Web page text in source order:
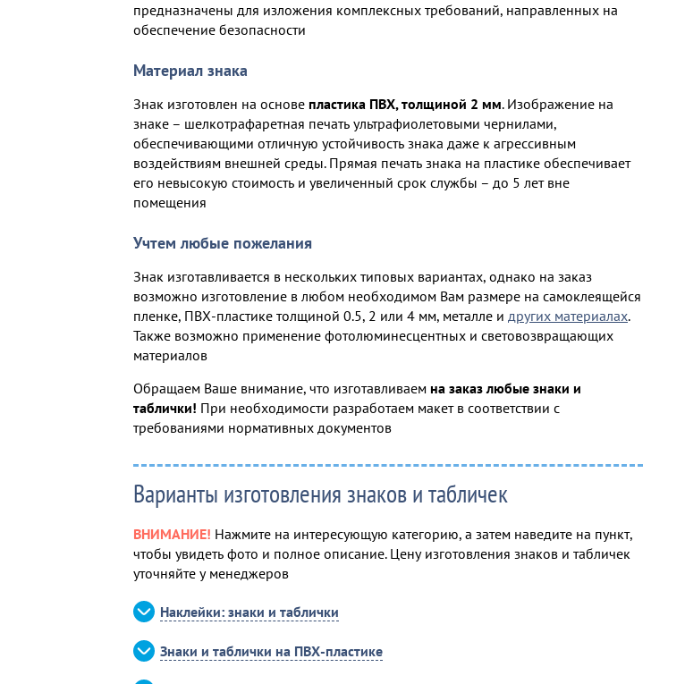
предназначены для изложения комплексных требований, направленных на
обеспечение безопасности
Материал знака
Знак изготовлен на основе пластика ПВХ, толщиной 2 мм. Изображение на
знаке – шелкотрафаретная печать ультрафиолетовыми чернилами,
обеспечивающими отличную устойчивость знака даже к агрессивным
воздействиям внешней среды. Прямая печать знака на пластике обеспечивает
его невысокую стоимость и увеличенный срок службы – до 5 лет вне
помещения
Учтем любые пожелания
Знак изготавливается в нескольких типовых вариантах, однако на заказ
возможно изготовление в любом необходимом Вам размере на самоклеящейся
пленке, ПВХ-пластике толщиной 0.5, 2 или 4 мм, металле и других материалах.
Также возможно применение фотолюминесцентных и световозвращающих
материалов
Обращаем Ваше внимание, что изготавливаем на заказ любые знаки и
таблички! При необходимости разработаем макет в соответствии с
требованиями нормативных документов
Варианты изготовления знаков и табличек
ВНИМАНИЕ! Нажмите на интересующую категорию, а затем наведите на пункт,
чтобы увидеть фото и полное описание. Цену изготовления знаков и табличек
уточняйте у менеджеров
Наклейки: знаки и таблички
Знаки и таблички на ПВХ-пластике